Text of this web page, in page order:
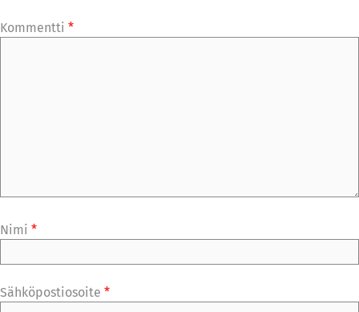
Kommentti *
Nimi *
Sähköpostiosoite *